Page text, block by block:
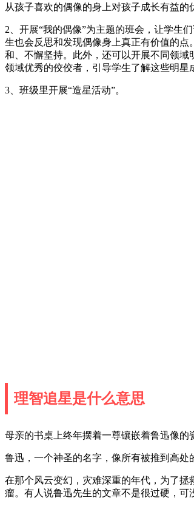
从孩子喜欢的偶像的身上对孩子成长有益的
2、开展“我的偶像”为主题的班会，让学生
生也会反思和发现偶像身上真正有价值的
和、不懈坚持。此外，还可以开展不同领
领域优秀的佼佼者，引导学生了解这些明星
3、班级里开展“造星活动”。
理智追星是什么意思
母亲的书桌上终年摆着一尊镶嵌着鲁迅像的
鲁迅，一个神圣的名字，像所有被推到高处
在那个风云变幻，灾难深重的年代，为了
瘤。有人说鲁迅先生的文章不是很过硬，可